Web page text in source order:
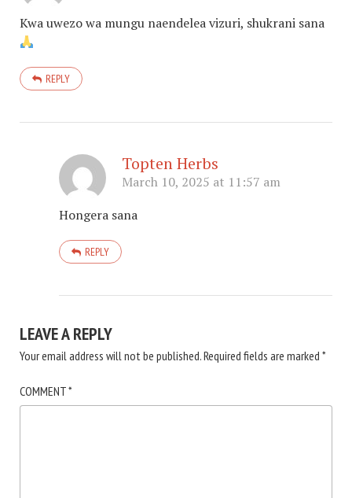
Kwa uwezo wa mungu naendelea vizuri, shukrani sana
REPLY
Topten Herbs
March 10, 2025 at 11:57 am
Hongera sana
REPLY
LEAVE A REPLY
Your email address will not be published.Required fields are marked *
COMMENT*